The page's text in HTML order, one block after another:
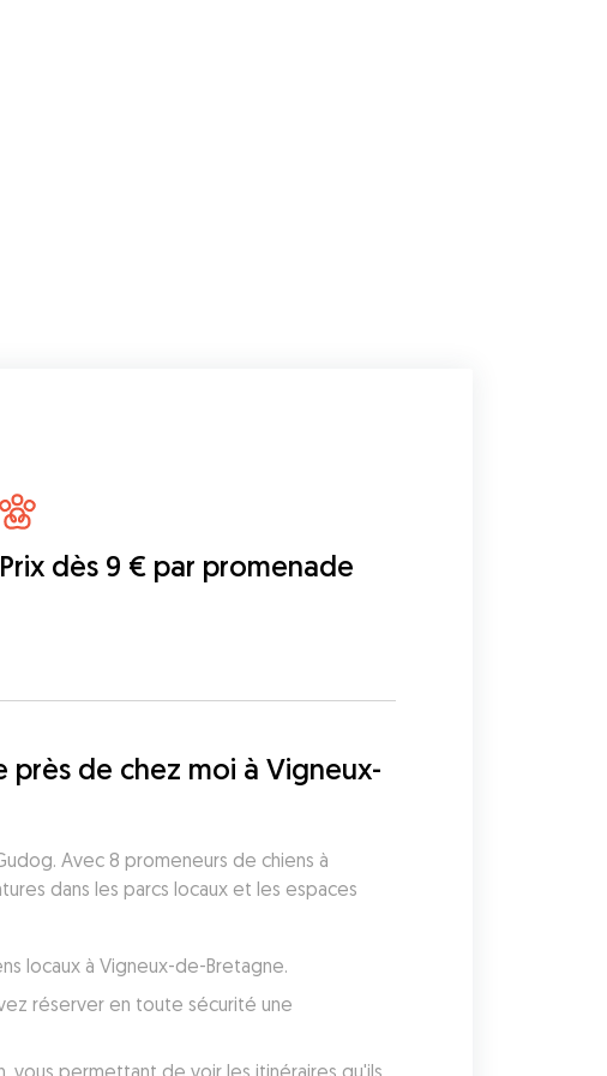
Prix dès 9 € par promenade
de chez moi à Vigneux-
Avec 8 promeneurs de chiens à
dans les parcs locaux et les espaces
locaux à Vigneux-de-Bretagne.
réserver en toute sécurité une
vous permettant de voir les itinéraires qu'ils